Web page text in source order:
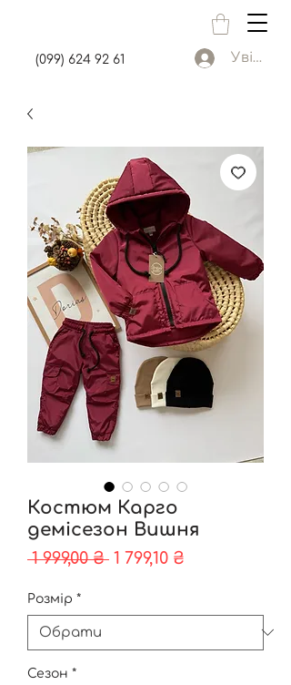
Увійти
(099) 624 92 61
Костюм Карго
демісезон Вишня
1 999,00 ₴ Звичайна
1 799,10 ₴
Розмір *
Сезон *